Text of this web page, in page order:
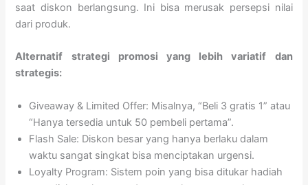
saat diskon berlangsung. Ini bisa merusak persepsi nilai
dari produk.
Alternatif strategi promosi yang lebih variatif dan
strategis:
Giveaway & Limited Offer: Misalnya, “Beli 3 gratis 1” atau
“Hanya tersedia untuk 50 pembeli pertama”.
Flash Sale: Diskon besar yang hanya berlaku dalam
waktu sangat singkat bisa menciptakan urgensi.
Loyalty Program: Sistem poin yang bisa ditukar hadiah